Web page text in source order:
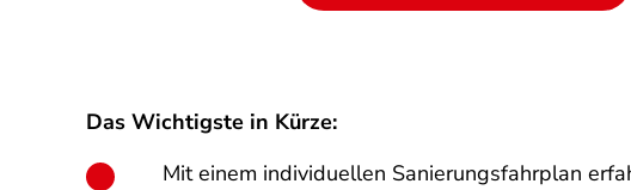
Das Wichtigste in Kürze:
Mit einem individuellen Sanierungsfahrplan